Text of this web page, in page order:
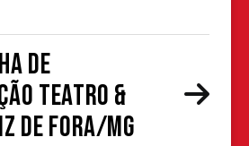
de
Teatro &
de Fora/MG